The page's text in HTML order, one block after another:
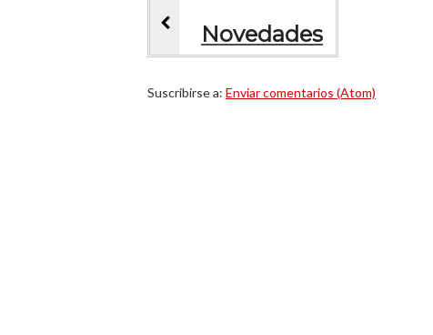
Novedades
Suscribirse a: Enviar comentarios (Atom)